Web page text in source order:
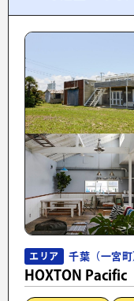
エリア 千葉（一宮町
HOXTON Pacific